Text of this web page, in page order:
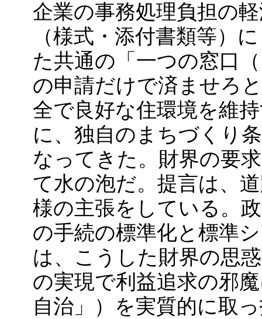
企業の事務処理負担の
（様式・添付書類等）
た共通の「一つの窓口
の申請だけで済ませろ
全で良好な住環境を維
に、独自のまちづくり
なってきた。財界の要
て水の泡だ。提言は、
様の主張をしている。
の手続の標準化と標準
は、こうした財界の思
の実現で利益追求の邪
自治」）を実質的に取